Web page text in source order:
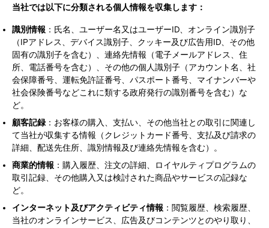
当社では以下に分類される個人情報を収集します：
識別情報 ：氏名、ユーザー名又はユーザーID、オンライン識別子
（IPアドレス、デバイス識別子、クッキー及び広告用ID、その他
固有の識別子を含む）、連絡先情報（電子メールアドレス、住
所、電話番号を含む）、その他の個人識別子（アカウント名、社
会保障番号、運転免許証番号、パスポート番号、マイナンバーや
社会保険番号などこれに類する政府発行の識別番号を含む）な
ど。
顧客記録 ：お客様の購入、支払い、その他当社との取引に関連し
て当社が収集する情報（クレジットカード番号、支払及び請求の
詳細、配送先住所、識別情報及び連絡先情報を含む）。
商業的情報 ：購入履歴、注文の詳細、ロイヤルティプログラムの
取引記録、その他購入又は検討された商品やサービスの記録な
ど。
インターネット及びアクティビティ情報 ：閲覧履歴、検索履歴、
当社のオンラインサービス、広告及びコンテンツとのやり取り、